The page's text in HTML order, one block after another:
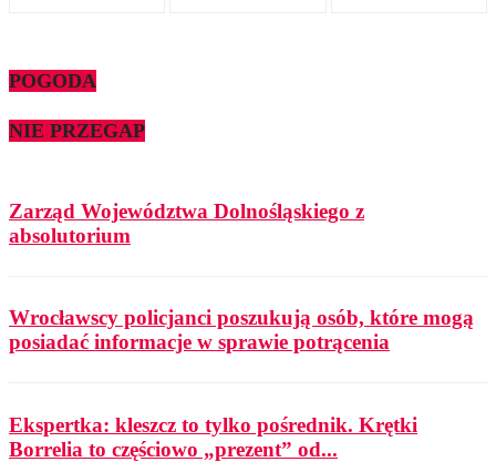
POGODA
NIE PRZEGAP
Zarząd Województwa Dolnośląskiego z
absolutorium
Wrocławscy policjanci poszukują osób, które mogą
posiadać informacje w sprawie potrącenia
Ekspertka: kleszcz to tylko pośrednik. Krętki
Borrelia to częściowo „prezent” od...